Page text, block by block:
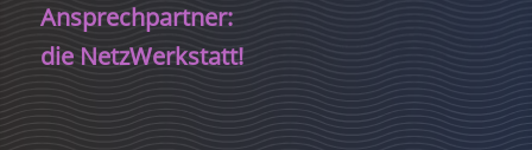
Ansprechpartner:
die NetzWerkstatt!